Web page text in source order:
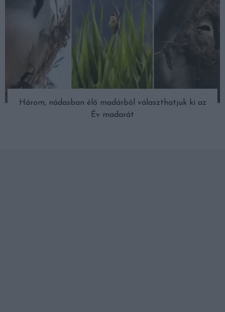
Három, nádasban élő madárból választhatjuk ki az
Év madarát